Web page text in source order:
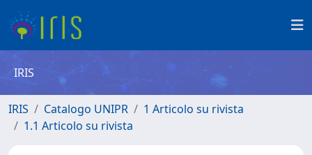
IRIS
IRIS Catalogo UNIPR
1 Articolo su rivista
1.1 Articolo su rivista